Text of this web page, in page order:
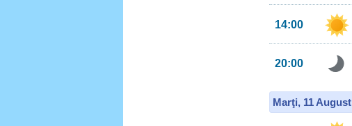
14:00
20:00
Marţi, 11 August